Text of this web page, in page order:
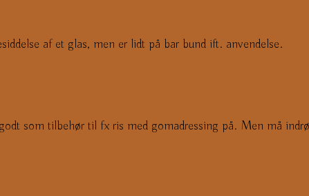
af et glas, men er lidt på bar bund ift. anvendelse.
som tilbehør til fx ris med gomadressing på. Men må